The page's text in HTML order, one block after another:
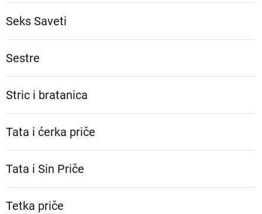
Seks Saveti
Sestre
Stric i bratanica
Tata i ćerka priče
Tata i Sin Priče
Tetka priče